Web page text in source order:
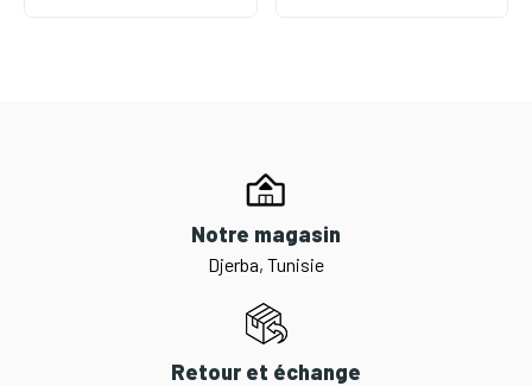
Notre magasin
Djerba, Tunisie
Retour et échange